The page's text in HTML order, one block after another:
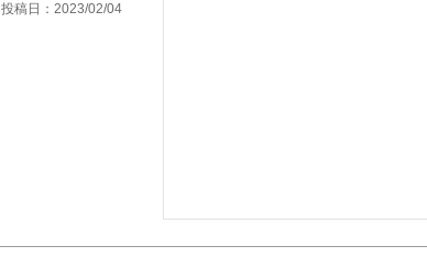
投稿日 2023/02/04